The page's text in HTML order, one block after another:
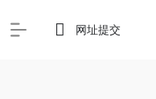
网址提交